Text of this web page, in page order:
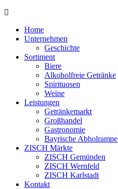
Home
Unternehmen
Geschichte
Sortiment
Biere
Alkoholfreie Getränke
Spirituosen
Weine
Leistungen
Getränkemarkt
Großhandel
Gastronomie
Bayrische Abholrampe
ZISCH Märkte
ZISCH Gemünden
ZISCH Wernfeld
ZISCH Karlstadt
Kontakt